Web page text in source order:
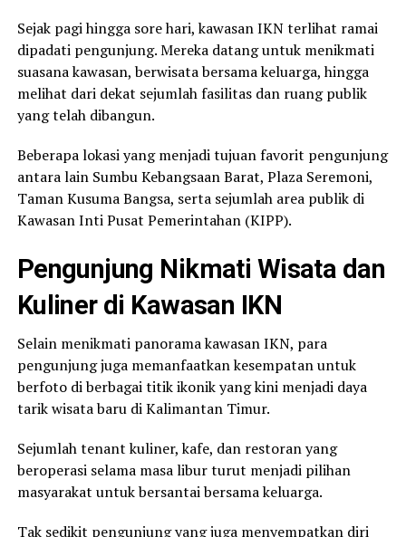
Sejak pagi hingga sore hari, kawasan IKN terlihat ramai
dipadati pengunjung. Mereka datang untuk menikmati
suasana kawasan, berwisata bersama keluarga, hingga
melihat dari dekat sejumlah fasilitas dan ruang publik
yang telah dibangun.
Beberapa lokasi yang menjadi tujuan favorit pengunjung
antara lain Sumbu Kebangsaan Barat, Plaza Seremoni,
Taman Kusuma Bangsa, serta sejumlah area publik di
Kawasan Inti Pusat Pemerintahan (KIPP).
Pengunjung Nikmati Wisata dan
Kuliner di Kawasan IKN
Selain menikmati panorama kawasan IKN, para
pengunjung juga memanfaatkan kesempatan untuk
berfoto di berbagai titik ikonik yang kini menjadi daya
tarik wisata baru di Kalimantan Timur.
Sejumlah tenant kuliner, kafe, dan restoran yang
beroperasi selama masa libur turut menjadi pilihan
masyarakat untuk bersantai bersama keluarga.
Tak sedikit pengunjung yang juga menyempatkan diri